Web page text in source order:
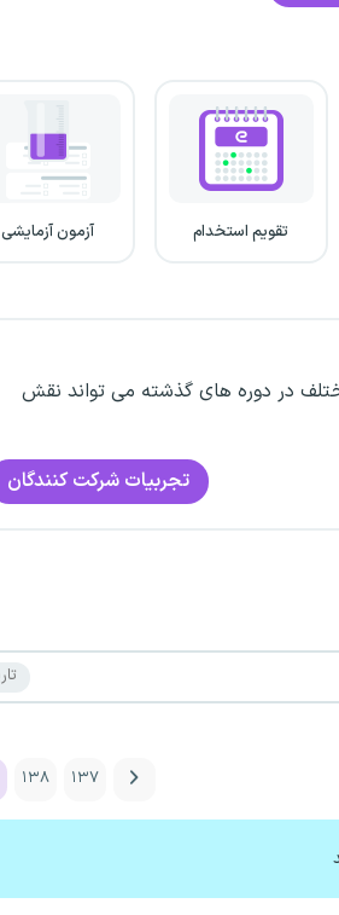
تقویم استخدام آزمون آزمایشی
در دوره های گذشته می تواند نقش
تجربیات شرکت کنندگان
۱۳۷ ۱۳۸